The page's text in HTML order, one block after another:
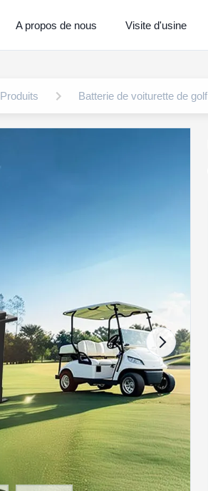
A propos de nous Visite d'usine
Produits Batterie de voiturette de golf